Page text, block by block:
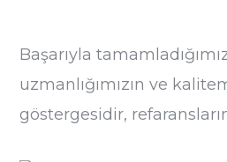
Başarıyla
uzmanlığımızın ve
göstergesidir,